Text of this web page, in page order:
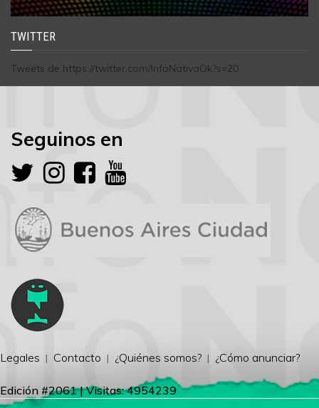
TWITTER
Tweets de https://twitter.com/InfoNativaOk?s=20
Seguinos en
Legales Contacto ¿Quiénes somos? ¿Cómo anunciar?
Edición #2061 | Visitas: 4954239